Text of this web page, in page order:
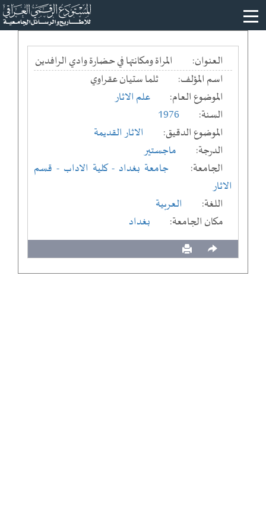
العنوان:
المراة ومكانتها في حضارة وادي الرافدين
اسم المؤلف:
ثلما ستيان عقراوي
الموضوع العام:
علم الاثار
السنة:
1976
الموضوع الدقيق:
الاثار القديمة
الدرجة:
ماجستير
الجامعة:
جامعة بغداد - كلية الاداب - قسم
الاثار
اللغة:
العربية
مكان الجامعة:
بغداد